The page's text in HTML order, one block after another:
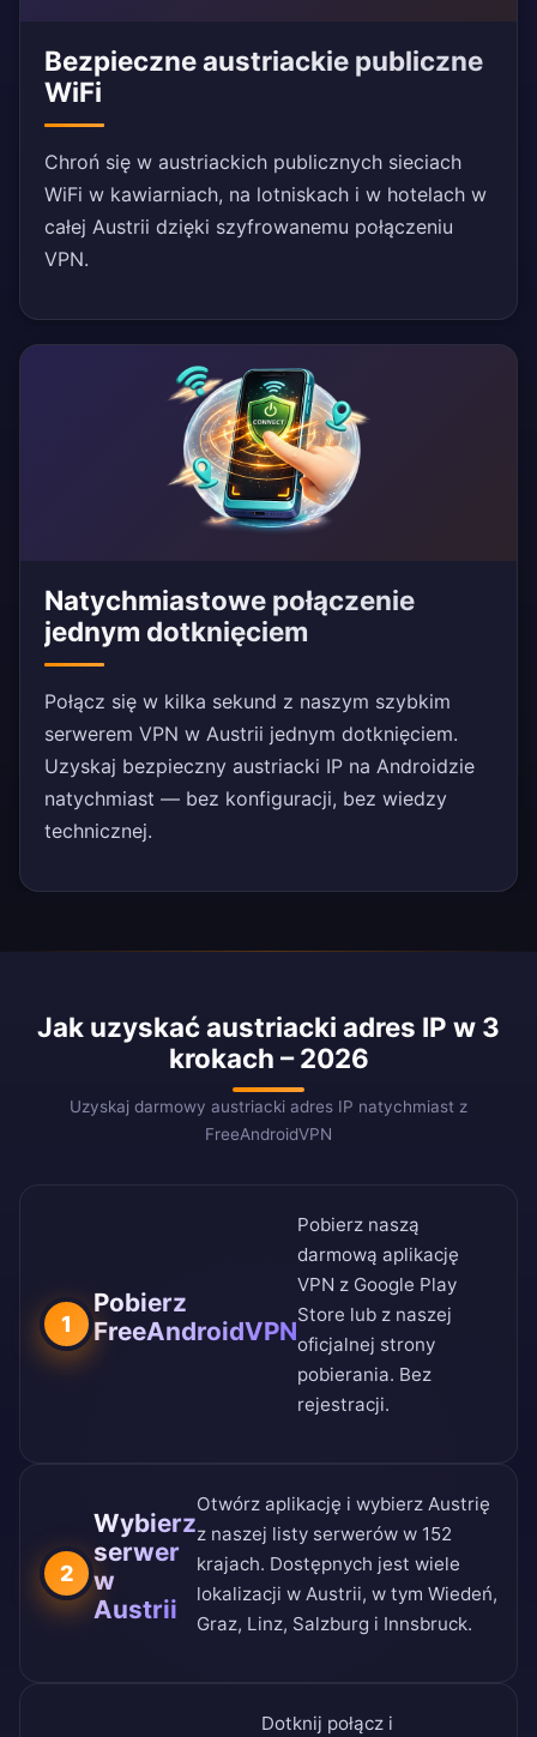
Bezpieczne austriackie publiczne
WiFi
Chroń się w austriackich publicznych sieciach
WiFi w kawiarniach, na lotniskach i w hotelach w
całej Austrii dzięki szyfrowanemu połączeniu
VPN.
Natychmiastowe połączenie
jednym dotknięciem
Połącz się w kilka sekund z naszym szybkim
serwerem VPN w Austrii jednym dotknięciem.
Uzyskaj bezpieczny austriacki IP na Androidzie
natychmiast — bez konfiguracji, bez wiedzy
technicznej.
Jak uzyskać austriacki adres IP w 3
krokach – 2026
Uzyskaj darmowy austriacki adres IP natychmiast z
FreeAndroidVPN
1
Pobierz
FreeAndroidVPN
Pobierz naszą
darmową aplikację
VPN z Google Play
Store lub z naszej
oficjalnej strony
pobierania. Bez
rejestracji.
2
Wybierz
serwer
w
Austrii
Otwórz aplikację i wybierz Austrię
z naszej listy serwerów w 152
krajach. Dostępnych jest wiele
lokalizacji w Austrii, w tym Wiedeń,
Graz, Linz, Salzburg i Innsbruck.
Dotknij połącz i